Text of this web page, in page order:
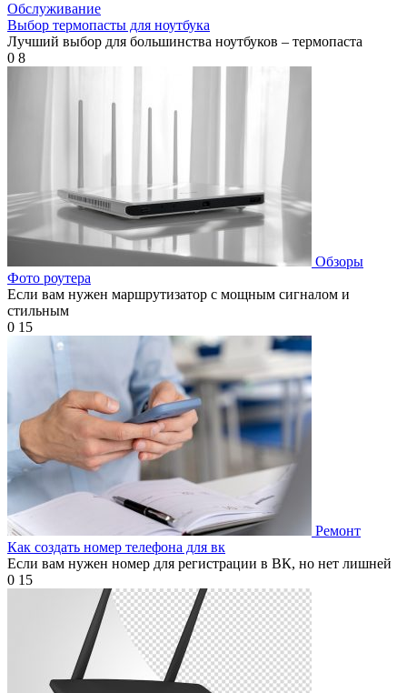
Обслуживание
Выбор термопасты для ноутбука
Лучший выбор для большинства ноутбуков – термопаста
0 8
Обзоры
Фото роутера
Если вам нужен маршрутизатор с мощным сигналом и
стильным
0 15
Ремонт
Как создать номер телефона для вк
Если вам нужен номер для регистрации в ВК, но нет лишней
0 15